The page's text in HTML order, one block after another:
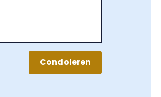
Condoleren